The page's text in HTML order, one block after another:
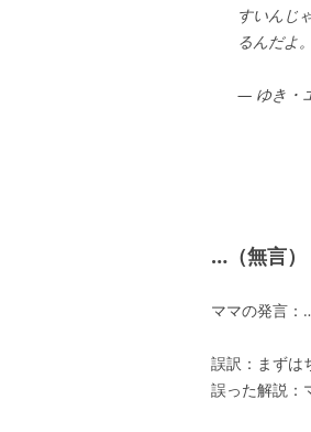
すいんじ
るんだよ。
— ゆき・
…（無言）
ママの発言：
誤訳：まずは
誤った解説：